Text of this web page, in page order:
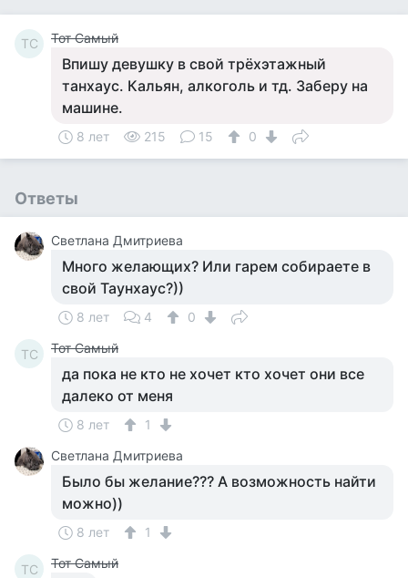
ТС Тот Самый
Впишу девушку в свой трёхэтажный
танхаус. Кальян, алкоголь и тд. Заберу на
машине.
8 лет 215 15 0
Ответы
Светлана Дмитриева
Много желающих? Или гарем собираете в
свой Таунхаус?))
8 лет 4 0
ТС Тот Самый
да пока не кто не хочет кто хочет они все
далеко от меня
8 лет
1
Светлана Дмитриева
Было бы желание??? А возможность найти
можно))
8 лет 1
ТС Тот Самый